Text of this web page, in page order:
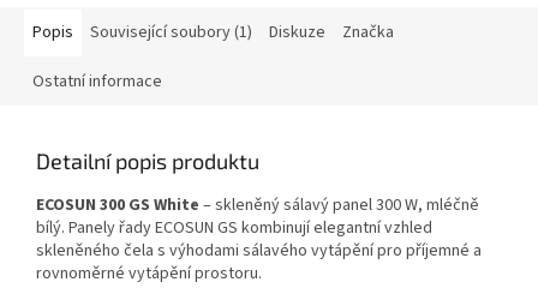
Popis Související soubory (1) Diskuze Značka
Ostatní informace
Detailní popis produktu
ECOSUN 300 GS White – skleněný sálavý panel 300 W, mléčně
bílý. Panely řady ECOSUN GS kombinují elegantní vzhled
skleněného čela s výhodami sálavého vytápění pro příjemné a
rovnoměrné vytápění prostoru.